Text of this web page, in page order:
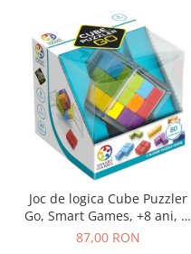
Joc de logica Cube Puzzler
Go, Smart Games, +8 ani, lb
romana
87,00 RON